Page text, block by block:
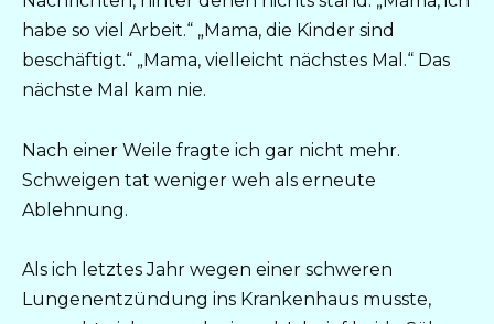
habe so viel Arbeit.“ „Mama, die Kinder sind
beschäftigt.“ „Mama, vielleicht nächstes Mal.“ Das
nächste Mal kam nie.
Nach einer Weile fragte ich gar nicht mehr.
Schweigen tat weniger weh als erneute
Ablehnung.
Als ich letztes Jahr wegen einer schweren
Lungenentzündung ins Krankenhaus musste,